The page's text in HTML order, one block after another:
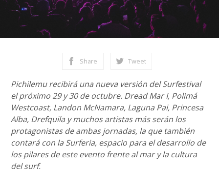
Share Tweet
Pichilemu recibirá una nueva versión del Surfestival
el próximo 29 y 30 de octubre. Dread Mar I, Polimá
Westcoast, Landon McNamara, Laguna Pai, Princesa
Alba, Drefquila y muchos artistas más serán los
protagonistas de ambas jornadas, la que también
contará con la Surferia, espacio para el desarrollo de
los pilares de este evento frente al mar y la cultura
del surf.